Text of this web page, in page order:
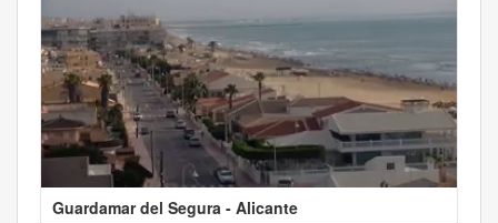
Guardamar del Segura - Alicante